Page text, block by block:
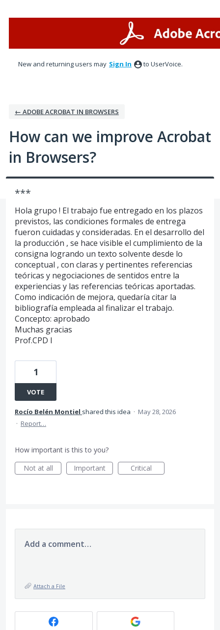
New and returning users may Sign In to UserVoice.
← ADOBE ACROBAT IN BROWSERS
How can we improve Acrobat
in Browsers?
***
Hola grupo ! El trabajo fue entregado en los plazos
previstos, las condiciones formales de entrega
fueron cuidadas y consideradas. En el desarrollo del
la producción , se hace visible el cumplimiento de la
consigna logrando un texto solvente desde lo
conceptual , con claras y pertinentes referencias
teóricas y negociaciones de sentidos entre la
experiencias y las referencias teóricas aportadas.
Como indicación de mejora, quedaría citar la
bibliografía empleada al finalizar el trabajo.
Concepto: aprobado
Muchas gracias
Prof.CPD I
1
VOTE
Rocío Belén Montiel shared this idea · May 28, 2026
· Report…
How important is this to you?
Not at all
Important Critical
Add a comment…
Attach a File